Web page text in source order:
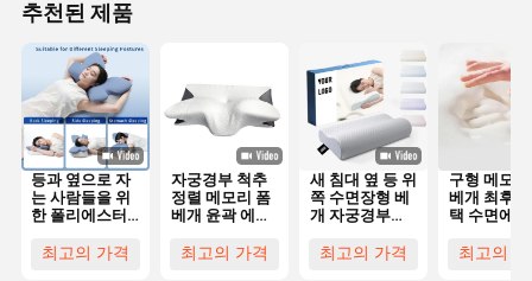
추천된 제품
등과 옆으로 자
는 사람들을 위
한 폴리에스터
곽 메모리폼 베
최고의 가격
자궁경부 척추
정렬 메모리 폼
베개 윤곽 에르
양최고의 가격
새 침대 옆 등 위
쪽 수면장형 베
개 자궁경부
일 인체공학
최고의 가격
구형 메모리
베개 최후의
택 수면에
목과 머리
최고의